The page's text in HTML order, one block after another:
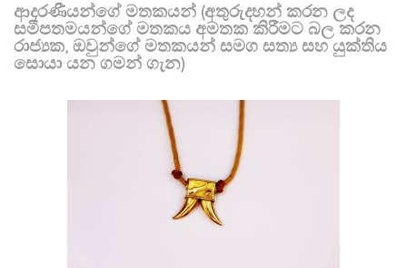
ආදරණීයන්ගේ මතකයන් (අතුරුදහන් කරන ලද
සමීපතමයන්ගේ මතකය අමතක කිරීමට බල කරන
රාජ්‍යක, ඔවුන්ගේ මතකයන් සමග සත්‍ය සහ යුක්තිය
සොයා යන ගමන් ගැන)